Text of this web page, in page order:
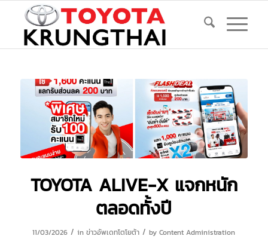
TOYOTA ALIVE-X แจกหนัก
ตลอดทั้งปี
11/03/2026 / inข่าวอัพเดทโตโยต้า / byContent Administration